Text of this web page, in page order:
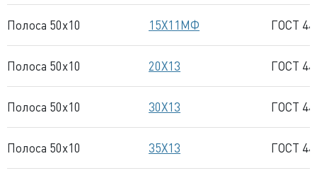
Полоса 50x10 15Х11МФ ГОСТ
Полоса 50x10 20Х13 ГОСТ
Полоса 50x10 30Х13 ГОСТ
Полоса 50x10 35Х13 ГОСТ